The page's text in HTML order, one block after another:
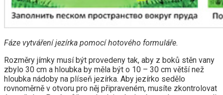
Fáze vytváření jezírka pomocí hotového formuláře.
Rozměry jímky musí být provedeny tak, aby z boků stěn vany
zbylo 30 cm a hloubka by měla být o 10 – 30 cm větší než
hloubka nádoby na plíseň jezírka. Aby jezírko sedělo
rovnoměrně v otvoru pro něj připraveném, musíte zkontrolovat